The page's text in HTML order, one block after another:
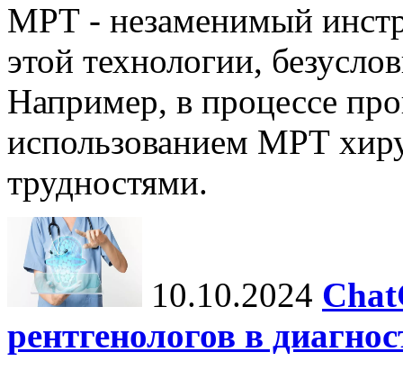
МРТ - незаменимый
этой технологии,
Например, в процессе
использованием МРТ
трудностями.
10.10.2024
рентгенологов в